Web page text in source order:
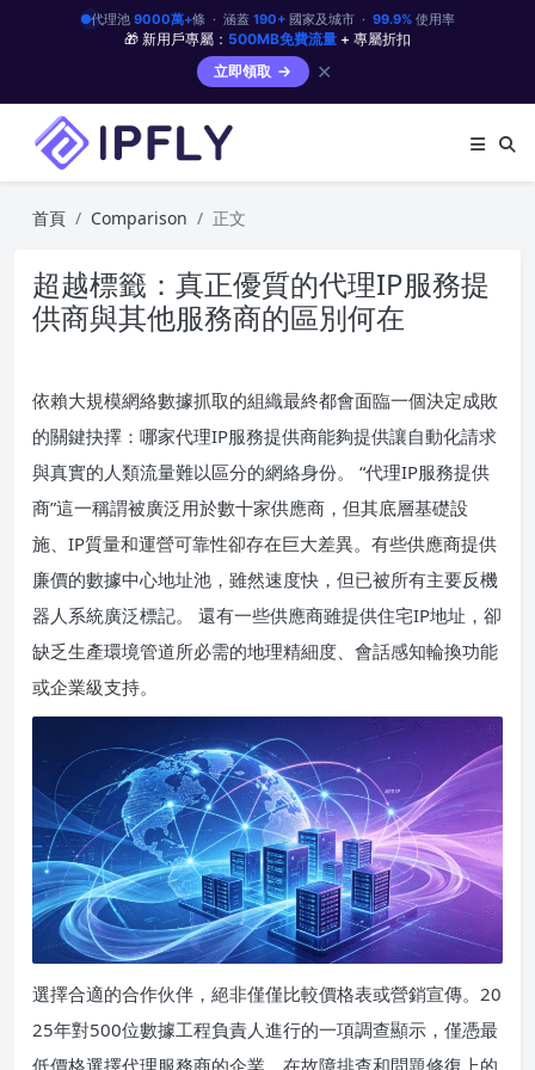
代理池 9000萬+條 · 涵蓋 190+國家及城市 · 99.9%使用率
🎁 新用戶專屬： 500MB免費流量 + 專屬折扣
立即領取
✕
首頁 Comparison 正文
超越標籤：真正優質的代理IP服務提
供商與其他服務商的區別何在
依賴大規模網絡數據抓取的組織最終都會面臨一個決定成敗
的關鍵抉擇：哪家代理IP服務提供商能夠提供讓自動化請求
與真實的人類流量難以區分的網絡身份。 “代理IP服務提供
商”這一稱謂被廣泛用於數十家供應商，但其底層基礎設
施、IP質量和運營可靠性卻存在巨大差異。有些供應商提供
廉價的數據中心地址池，雖然速度快，但已被所有主要反機
器人系統廣泛標記。 還有一些供應商雖提供住宅IP地址，卻
缺乏生產環境管道所必需的地理精細度、會話感知輪換功能
或企業級支持。
選擇合適的合作伙伴，絕非僅僅比較價格表或營銷宣傳。20
25年對500位數據工程負責人進行的一項調查顯示，僅憑最
低價格選擇代理服務商的企業，在故障排查和問題修復上的